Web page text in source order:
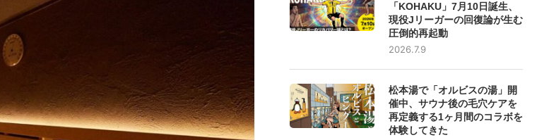
「KOHAKU」7月10日誕生、
現役Jリーガーの回復論が生む
圧倒的再起動
2026.7.9
松本湯で「オルビスの湯」開
催中、サウナ後の毛穴ケアを
再定義する1ヶ月間のコラボを
体験してきた